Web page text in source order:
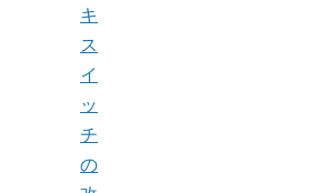
キ
ス
イ
ッ
チ
の